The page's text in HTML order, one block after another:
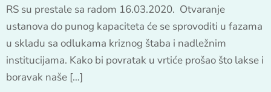
RS su prestale sa radom 16.03.2020. Otvaranje
ustanova do punog kapaciteta će se sprovoditi u fazama
u skladu sa odlukama kriznog štaba i nadležnim
institucijama. Kako bi povratak u vrtiće prošao što lakse i
boravak naše […]